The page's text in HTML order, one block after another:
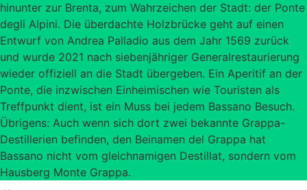
hinunter zur Brenta, zum Wahrzeichen der Stadt: der Ponte
degli Alpini. Die überdachte Holzbrücke geht auf einen
Entwurf von Andrea Palladio aus dem Jahr 1569 zurück
und wurde 2021 nach siebenjähriger Generalrestaurierung
wieder offiziell an die Stadt übergeben. Ein Aperitif an der
Ponte, die inzwischen Einheimischen wie Touristen als
Treffpunkt dient, ist ein Muss bei jedem Bassano Besuch.
Übrigens: Auch wenn sich dort zwei bekannte Grappa-
Destillerien befinden, den Beinamen del Grappa hat
Bassano nicht vom gleichnamigen Destillat, sondern vom
Hausberg Monte Grappa.